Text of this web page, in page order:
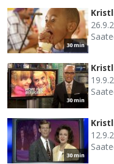
30 min
30 min
30 min